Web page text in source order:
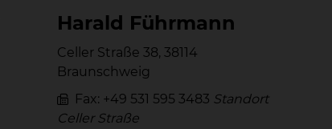
Ha­rald Führ­mann
Celler Straße 38, 38114
Braunschweig
Fax: +49 531 595 3483 Standort
Celler Straße